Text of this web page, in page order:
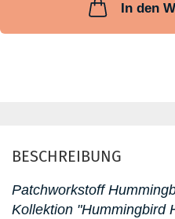
In den
BESCHREIBUNG
Patchworkstoff
Kollektion "Hummingbird